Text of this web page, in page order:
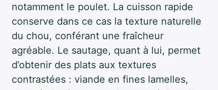
notamment le poulet. La cuisson rapide
conserve dans ce cas la texture naturelle
du chou, conférant une fraîcheur
agréable. Le sautage, quant à lui, permet
d’obtenir des plats aux textures
contrastées : viande en fines lamelles,